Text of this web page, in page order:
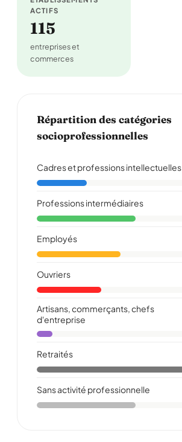
ACTIFS
115
entreprises et
commerces
Répartition des catégories
socioprofessionnelles
Cadres et professions intellectuelles
Professions intermédiaires
Employés
Ouvriers
Artisans, commerçants, chefs
d'entreprise
Retraités
Sans activité professionnelle